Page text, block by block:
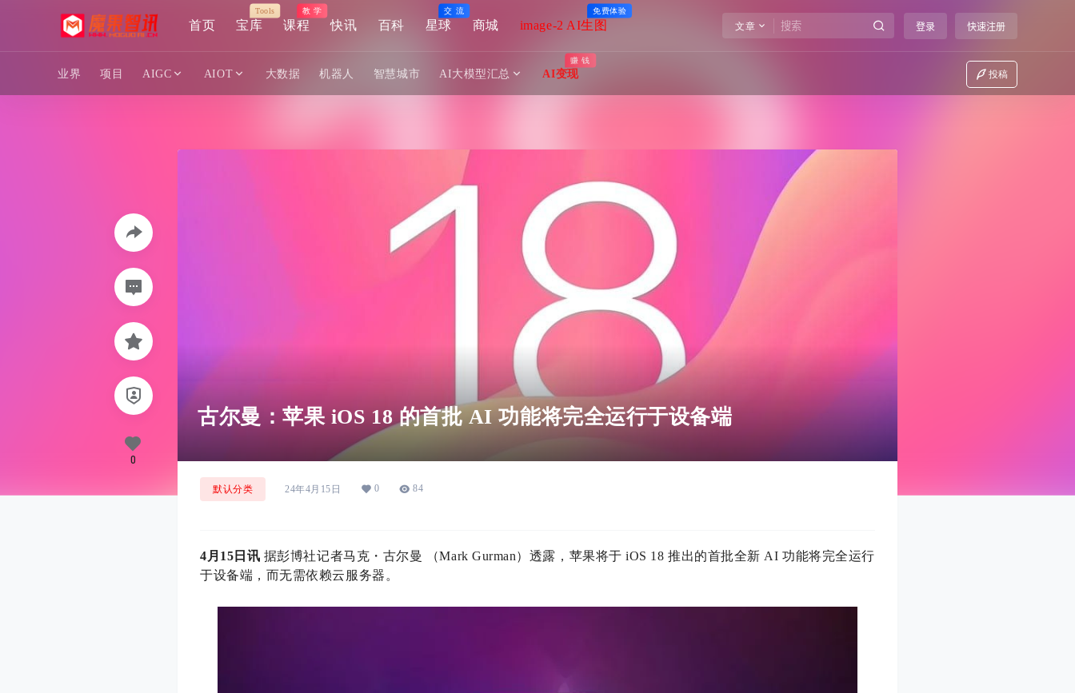
首页 宝库
Tools
课程
教 学
快讯 百科 星球
交 流
商城 image-2 AI生图
免费体验
文章 登录 快速注册
业界 项目 AIGC AIOT 大数据 机器人 智慧城市 AI大模型汇总 AI变现
赚 钱
投稿
古尔曼：苹果 iOS 18 的首批 AI 功能将完全运行于设备端
默认分类 24年4月15日 0 84
4月15日讯 据彭博社记者马克・古尔曼 （Mark Gurman）透露，苹果将于 iOS 18 推出的首批全新 AI 功能将完全运行
于设备端，而无需依赖云服务器。
0